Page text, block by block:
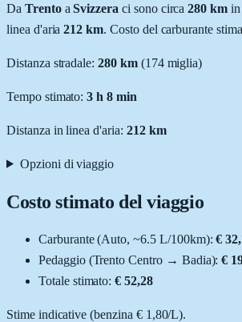
Da TrentoaSvizzera ci sono circa 280 km in
linea d'aria212 km. Costo del carburante
Distanza stradale:280km (174miglia)
Tempo stimato:3 h 8 min
Distanza in linea d'aria: 212km
Opzioni di viaggio
Costo stimato del viaggio
Carburante (Auto, ~6.5 L/100km): €
Pedaggio (Trento Centro→ Badia): €
Totale stimato:€ 52,28
Stime indicative (benzina € 1,80/L).